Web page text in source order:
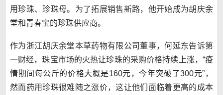
用珍珠、珍珠母。为了拓展销售新路，他开始成为胡庆余
堂和青春宝的珍珠供应商。
作为浙江胡庆余堂本草药物有限公司董事，何延东告诉第
一财经，珠宝市场的火热让珍珠的采购价格持续上涨，“疫
情期间每公斤的价格大概是160元，今年突破了300元”，
然而药用珍珠很难随之涨价，这让他们面临着更高的成本